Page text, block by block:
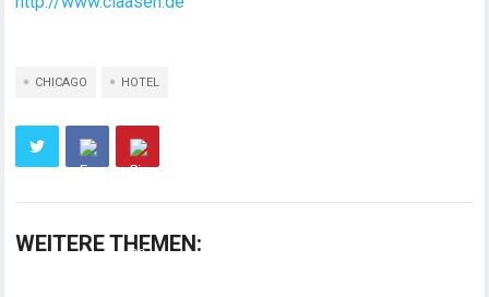
CHICAGO HOTEL
WEITERE THEMEN: